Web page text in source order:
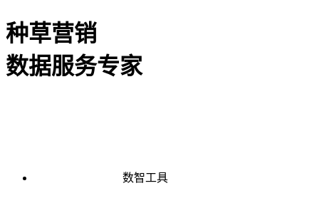
种草营销
数据服务专家
数智工具